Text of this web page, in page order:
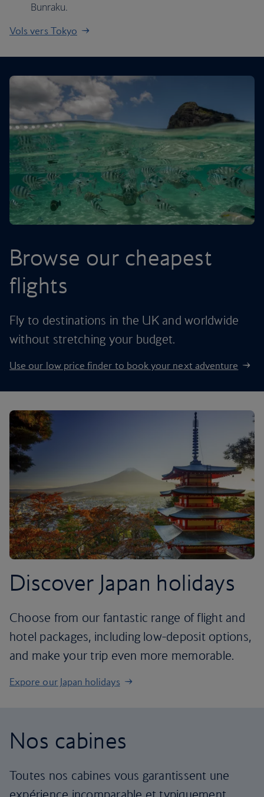
Bunraku.
Vols vers Tokyo
Browse our cheapest
flights
Fly to destinations in the UK and worldwide
without stretching your budget.
Use our low price finder to book your next adventure
Discover Japan holidays
Choose from our fantastic range of flight and
hotel packages, including low-deposit options,
and make your trip even more memorable.
Expore our Japan holidays
Nos cabines
Toutes nos cabines vous garantissent une